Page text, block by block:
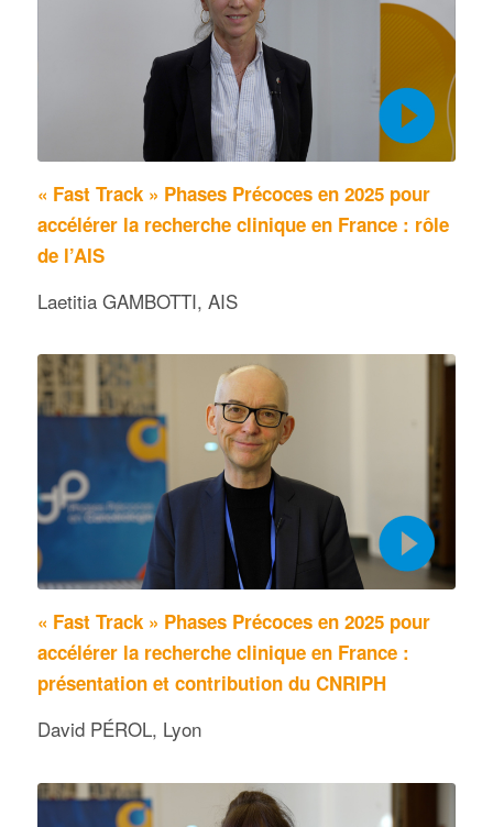
« Fast Track » Phases Précoces en 2025 pour
accélérer la recherche clinique en France : rôle
de l’AIS
Laetitia GAMBOTTI, AIS
« Fast Track » Phases Précoces en 2025 pour
accélérer la recherche clinique en France :
présentation et contribution du CNRIPH
David PÉROL, Lyon